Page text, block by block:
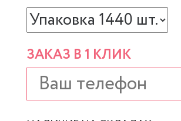
ЗАКАЗ В 1 КЛИК